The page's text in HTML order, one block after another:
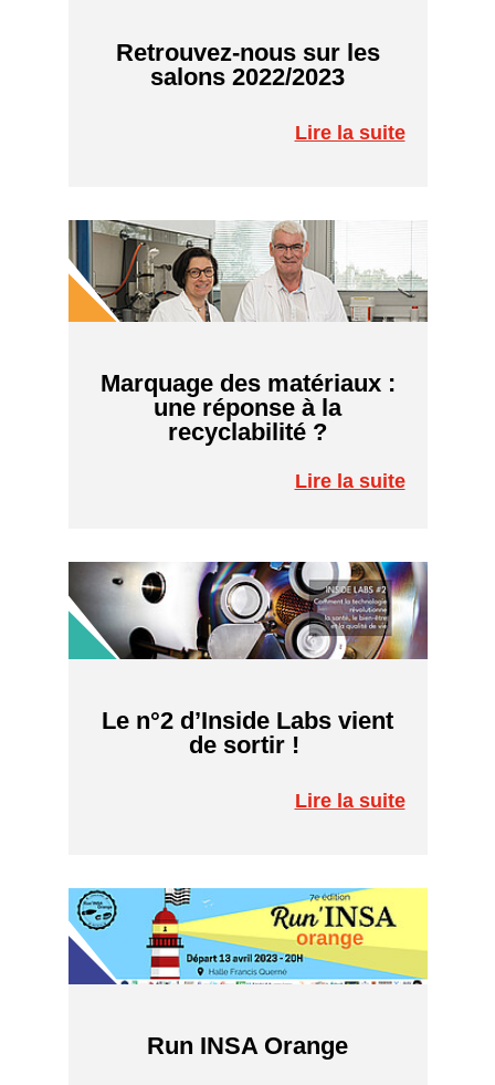
Retrouvez-nous sur les
salons 2022/2023
Lire la suite
Marquage des matériaux :
une réponse à la
recyclabilité ?
Lire la suite
Le n°2 d’Inside Labs vient
de sortir !
Lire la suite
Run INSA Orange